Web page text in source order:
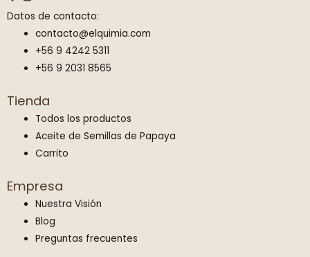
0
Datos de contacto:
contacto@elquimia.com
+56 9 4242 5311
+56 9 2031 8565
Tienda
Todos los productos
Aceite de Semillas de Papaya
Carrito
Empresa
Nuestra Visión
Blog
Preguntas frecuentes